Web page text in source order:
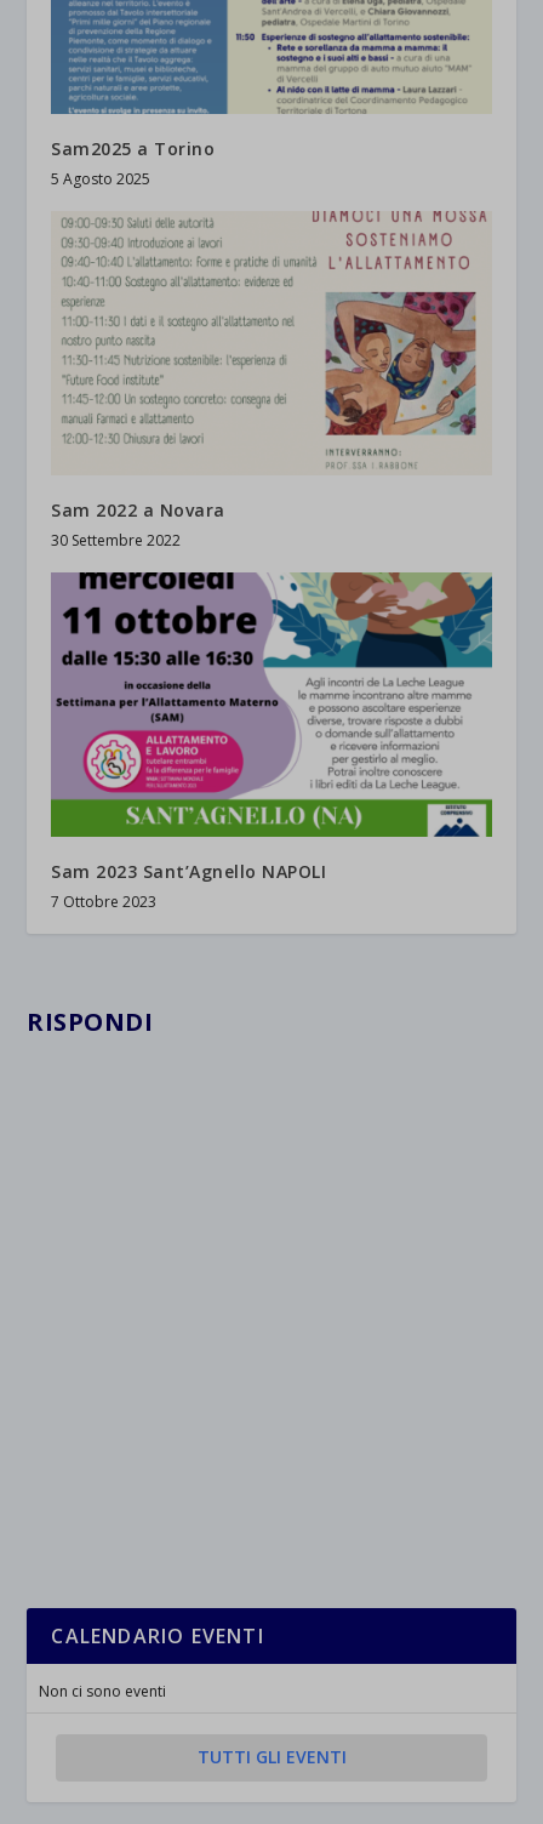
Sam2025 a Torino
5 Agosto 2025
Sam 2022 a Novara
30 Settembre 2022
Sam 2023 Sant’Agnello NAPOLI
7 Ottobre 2023
RISPONDI
CALENDARIO EVENTI
Non ci sono eventi
TUTTI GLI EVENTI